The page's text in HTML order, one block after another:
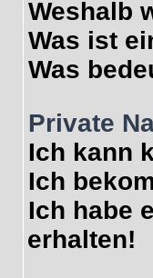
Weshalb
Was ist
Was
Private
Ich kann
Ich
Ich habe
erhalten!